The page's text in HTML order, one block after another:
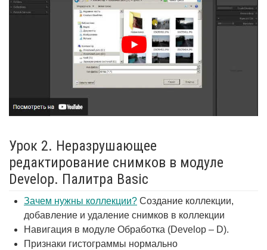
Урок 2. Неразрушающее
редактирование снимков в модуле
Develop. Палитра Basic
Зачем нужны коллекции? Создание коллекции,
добавление и удаление снимков в коллекции
Навигация в модуле Обработка (Develop – D).
Признаки гистограммы нормально